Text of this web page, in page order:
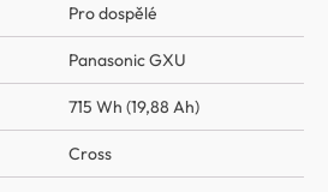
Pro dospělé
Panasonic GXU
715 Wh (19,88 Ah)
Cross